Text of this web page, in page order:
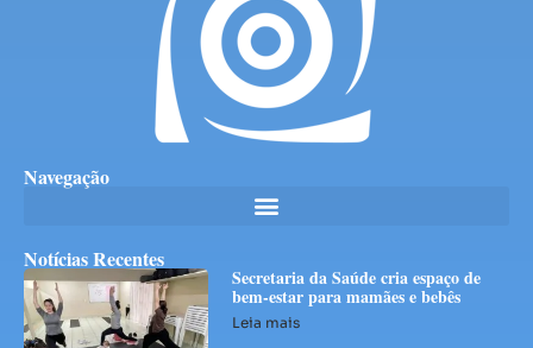
Navegação
Notícias Recentes
Secretaria da Saúde cria espaço de
bem-estar para mamães e bebês
Leia mais